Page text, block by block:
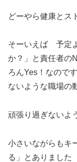
どーやら健康とス
そーいえば 予定
か？」と責任者の
ろんYes！なので
ないような職場の
頑張り過ぎないよ
小さいながらもキ
る」とありました